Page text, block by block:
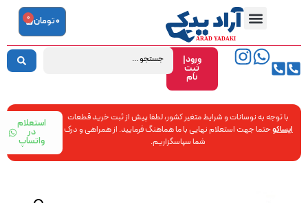
ورود|
ثبت
نام
0تومان 0
با توجه به نوسانات و شرایط متغیر کشور، لطفا پیش از ثبت خرید قطعات
ایساکوحتما جهت استعلام نهایی با ما هماهنگ فرمایید. از همراهی و درک
شما سپاسگزاریم.
استعلام
در
واتساپ